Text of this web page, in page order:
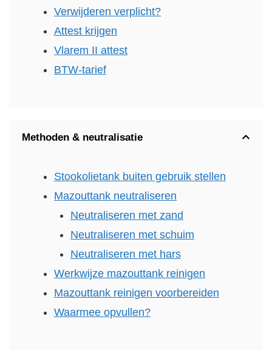
Verwijderen verplicht?
Attest krijgen
Vlarem II attest
BTW-tarief
Methoden & neutralisatie
Stookolietank buiten gebruik stellen
Mazouttank neutraliseren
Neutraliseren met zand
Neutraliseren met schuim
Neutraliseren met hars
Werkwijze mazouttank reinigen
Mazouttank reinigen voorbereiden
Waarmee opvullen?